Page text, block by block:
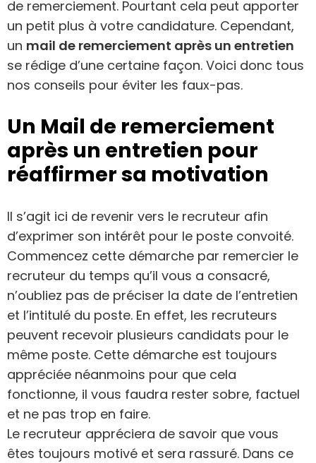
de remerciement. Pourtant cela peut apporter
un petit plus à votre candidature. Cependant,
un mail de remerciement après un entretien
se rédige d’une certaine façon. Voici donc tous
nos conseils pour éviter les faux-pas.
Un Mail de remerciement
après un entretien pour
réaffirmer sa motivation
Il s’agit ici de revenir vers le recruteur afin
d’exprimer son intérêt pour le poste convoité.
Commencez cette démarche par remercier le
recruteur du temps qu’il vous a consacré,
n’oubliez pas de préciser la date de l’entretien
et l’intitulé du poste. En effet, les recruteurs
peuvent recevoir plusieurs candidats pour le
même poste. Cette démarche est toujours
appréciée néanmoins pour que cela
fonctionne, il vous faudra rester sobre, factuel
et ne pas trop en faire.
Le recruteur appréciera de savoir que vous
êtes toujours motivé et sera rassuré. Dans ce